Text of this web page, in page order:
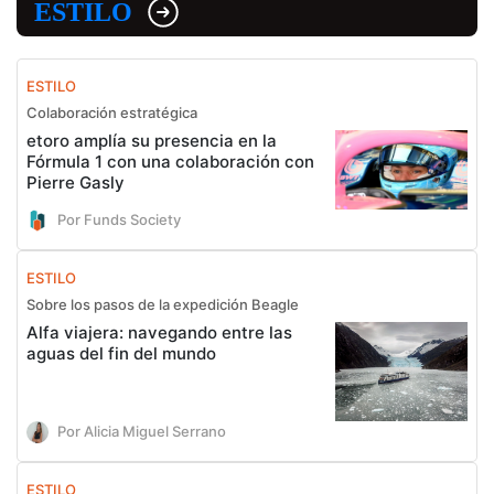
ESTILO
ESTILO
Colaboración estratégica
etoro amplía su presencia en la
Fórmula 1 con una colaboración con
Pierre Gasly
Por Funds Society
ESTILO
Sobre los pasos de la expedición Beagle
Alfa viajera: navegando entre las
aguas del fin del mundo
Por Alicia Miguel Serrano
ESTILO